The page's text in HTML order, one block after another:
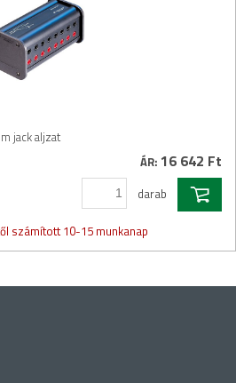
jack aljzat
ÁR: 16 642 Ft
darab
számított 10-15 munkanap